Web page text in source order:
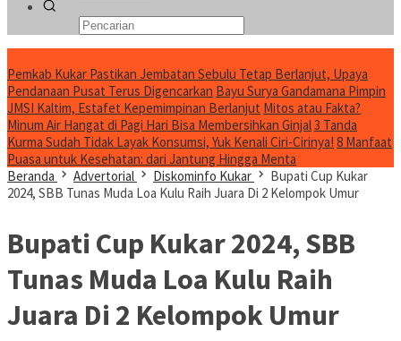
Pemkab Kukar Pastikan Jembatan Sebulu Tetap Berlanjut, Upaya
Pendanaan Pusat Terus Digencarkan Bayu Surya Gandamana Pimpin
JMSI Kaltim, Estafet Kepemimpinan Berlanjut Mitos atau Fakta?
Minum Air Hangat di Pagi Hari Bisa Membersihkan Ginjal3 Tanda
Kurma Sudah Tidak Layak Konsumsi, Yuk Kenali Ciri-Cirinya! 8 Manfaat
Puasa untuk Kesehatan: dari Jantung Hingga Menta
Beranda
Advertorial Diskominfo Kukar
Bupati Cup Kukar
2024, SBB Tunas Muda Loa Kulu Raih Juara Di 2 Kelompok Umur
Bupati Cup Kukar 2024, SBB
Tunas Muda Loa Kulu Raih
Juara Di 2 Kelompok Umur